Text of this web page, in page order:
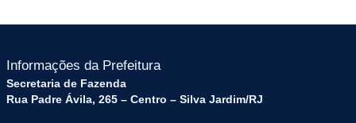
Informações da Prefeitura
Secretaria de Fazenda
Rua Padre Ávila, 265 – Centro – Silva Jardim/RJ